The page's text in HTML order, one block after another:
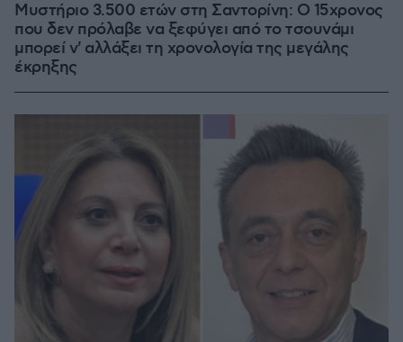
Μυστήριο 3.500 ετών στη Σαντορίνη: Ο 15χρονος
που δεν πρόλαβε να ξεφύγει από το τσουνάμι
μπορεί ν' αλλάξει τη χρονολογία της μεγάλης
έκρηξης